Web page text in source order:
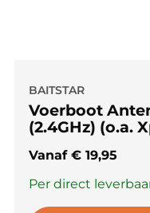
BAITSTAR
Voerboot
(2.4GHz) (o.a.
Vanaf € 19,95
Per direct